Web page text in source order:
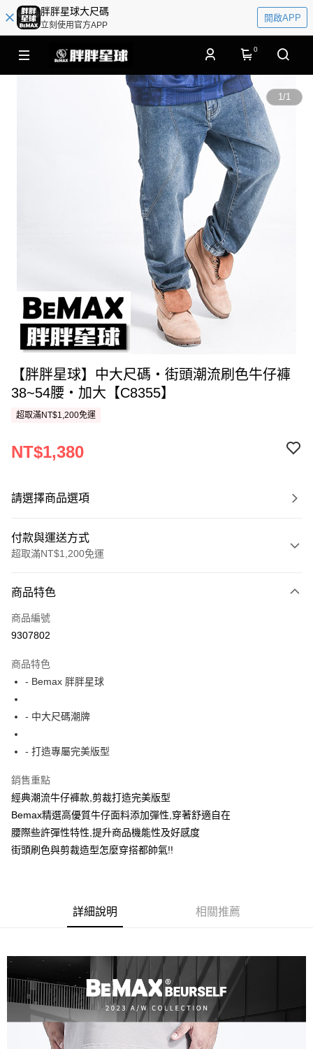
胖胖星球大尺碼
立刻使用官方APP
開啟APP
0
1/1
【胖胖星球】中大尺碼‧街頭潮流刷色牛仔褲
38~54腰‧加大【C8355】
超取滿NT$1,200免運
NT$1,380
請選擇商品選項
付款與運送方式
超取滿NT$1,200免運
信用卡一次付款
超商取貨付款
Apple Pay
街口支付
AFTEE先享後付
相關說明
AFTEE先享後付是「在收到商品之後才付款」的支付方式。 讓您購物簡單
便利好安心！
１．簡單：不需註冊會員、不需綁卡、不需儲值。
２．便利：只要手機號碼，簡訊認證，即可結帳。
３．安心：先確認商品／服務後，再付款。
２．訂單成立數日內，您將收到繳費通知簡訊。
３．收到繳費通知簡訊後14天內，點擊此簡訊中的連結，可透過四大超商／
購買商品的店家。未經商家同意取消之訂單仍視為有效，需透過AFTEE先享
後付繳納相關費用。
※ 交易是否成功請以「AFTEE先享後付 」之結帳頁面顯示為準，若有關於
是否繳費成功／繳費後需取消欲退款等相關疑問，請聯繫「AFTEE先享後付
客戶支援中心」
https://netprotections.freshdesk.com/support/home
【注意事項】
ATM付款
運送方式
全家付款取貨
每筆NT$80，滿NT$1,200(含以上)免運費
每筆NT$80，滿NT$1,200(含以上)免運費
商品特色
商品編號
9307802
商品特色
- Bemax 胖胖星球
- 中大尺碼潮牌
- 打造專屬完美版型
銷售重點
經典潮流牛仔褲款,剪裁打造完美版型
Bemax精選高優質牛仔面料添加彈性,穿著舒適自在
腰際些許彈性特性,提升商品機能性及好感度
街頭刷色與剪裁造型怎麼穿搭都帥氣!!
詳細說明 相關推薦